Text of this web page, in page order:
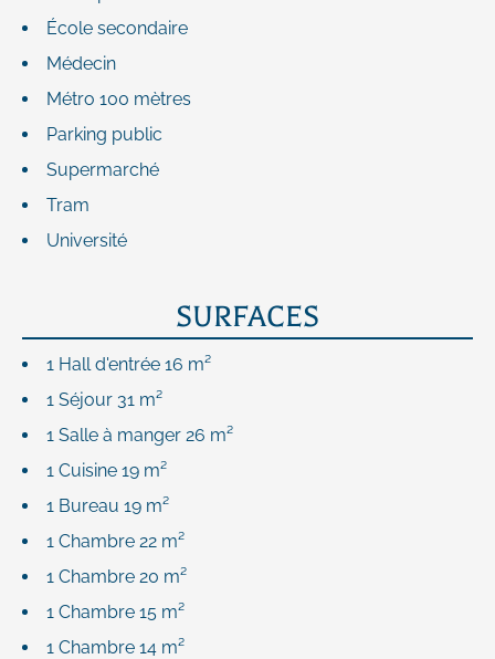
École secondaire
Médecin
Métro 100 mètres
Parking public
Supermarché
Tram
Université
SURFACES
1 Hall d'entrée 16 m²
1 Séjour 31 m²
1 Salle à manger 26 m²
1 Cuisine 19 m²
1 Bureau 19 m²
1 Chambre 22 m²
1 Chambre 20 m²
1 Chambre 15 m²
1 Chambre 14 m²